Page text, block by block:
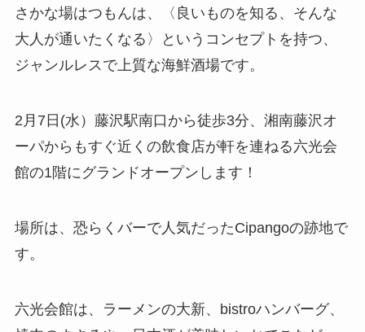
さかな場はつもんは、〈良いものを知る、そんな
大人が通いたくなる〉というコンセプトを持つ、
ジャンルレスで上質な海鮮酒場です。
2月7日(水）藤沢駅南口から徒歩3分、湘南藤沢オ
ーパからもすぐ近くの飲食店が軒を連ねる六光会
館の1階にグランドオープンします！
場所は、恐らくバーで人気だったCipangoの跡地で
す。
六光会館は、ラーメンの大新、bistroハンバーグ、